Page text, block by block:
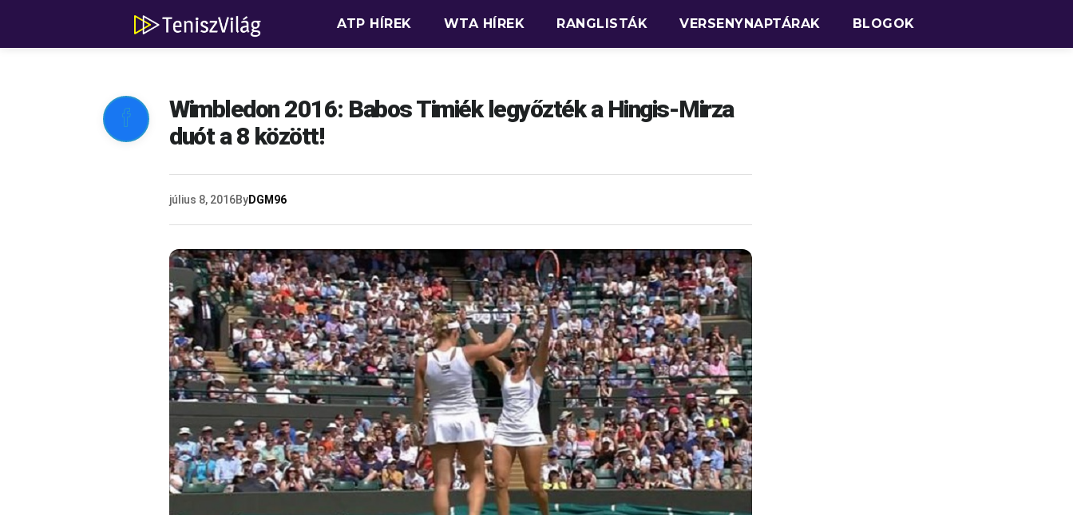
ATP HÍREK WTA HÍREK RANGLISTÁK VERSENYNAPTÁRAK BLOGOK

Wimbledon 2016: Babos Timiék legyőzték a Hingis-Mirza
duót a 8 között!
július 8, 2016ByDGM96